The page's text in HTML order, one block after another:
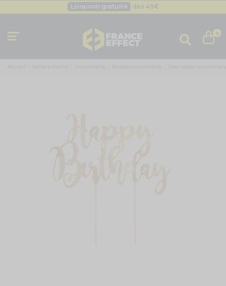
Livraison gratuite dès 49€
Livraison gratuite dès 49 0
Accueil Soirée à thème Anniversaire Bougies anniversaire Cake topper